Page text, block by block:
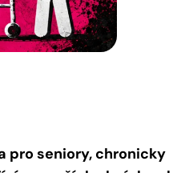
pro seniory, chronicky